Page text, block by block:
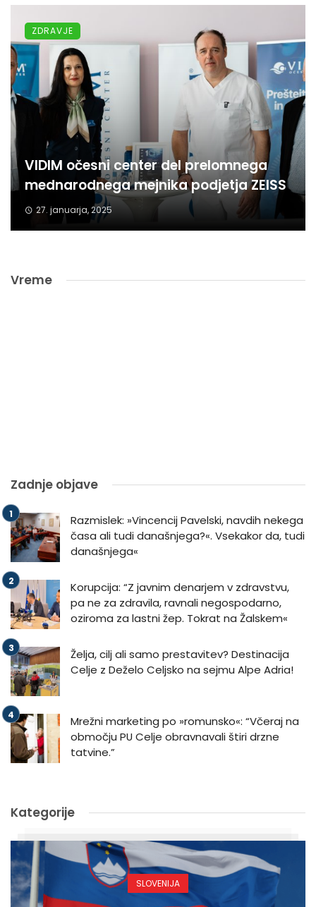
VIDIM očesni center del prelomnega
mednarodnega mejnika podjetja ZEISS
27. januarja, 2025
ZDRAVJE
Vreme
Zadnje objave
Razmislek: »Vincencij Pavelski, navdih nekega
časa ali tudi današnjega?«. Vsekakor da, tudi
današnjega«
Korupcija: “Z javnim denarjem v zdravstvu,
pa ne za zdravila, ravnali negospodarno,
oziroma za lastni žep. Tokrat na Žalskem«
Želja, cilj ali samo prestavitev? Destinacija
Celje z Deželo Celjsko na sejmu Alpe Adria!
Mrežni marketing po »romunsko«: “Včeraj na
območju PU Celje obravnavali štiri drzne
tatvine.”
Kategorije
SLOVENIJA